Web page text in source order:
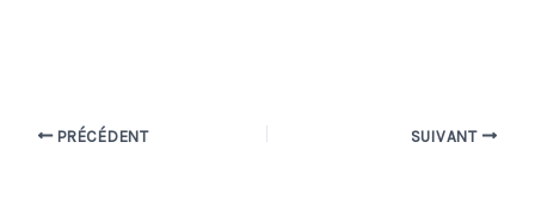
PRÉCÉDENT SUIVANT